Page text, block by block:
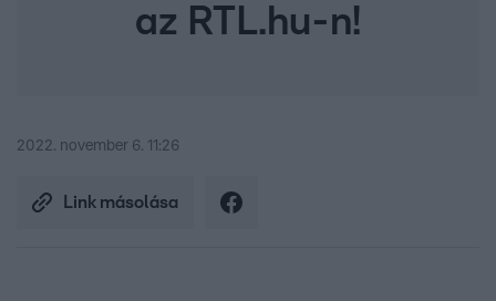
az RTL.hu-n!
2022. november 6. 11:26
Link másolása